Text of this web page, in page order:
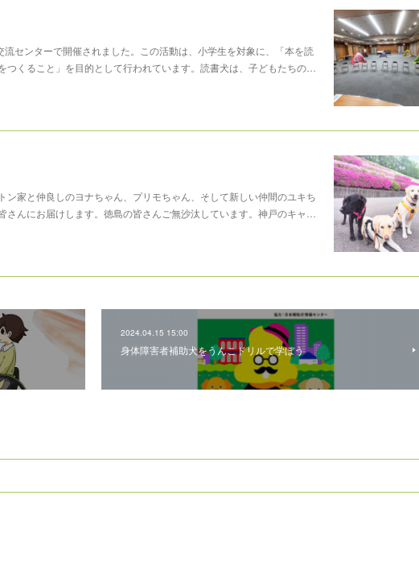
センターで開催されました。この活動は、小学生を対象に、「本を読
くること」を目的として行われています。読書犬は、子どもたちの…
家と仲良しのヨナちゃん、プリモちゃん、そして新しい仲間のユキち
んにお届けします。徳島の皆さんご無沙汰しています。神戸のキャ…
2024.04.15 15:00
身体障害者補助犬をうんこドリルで学ぼう